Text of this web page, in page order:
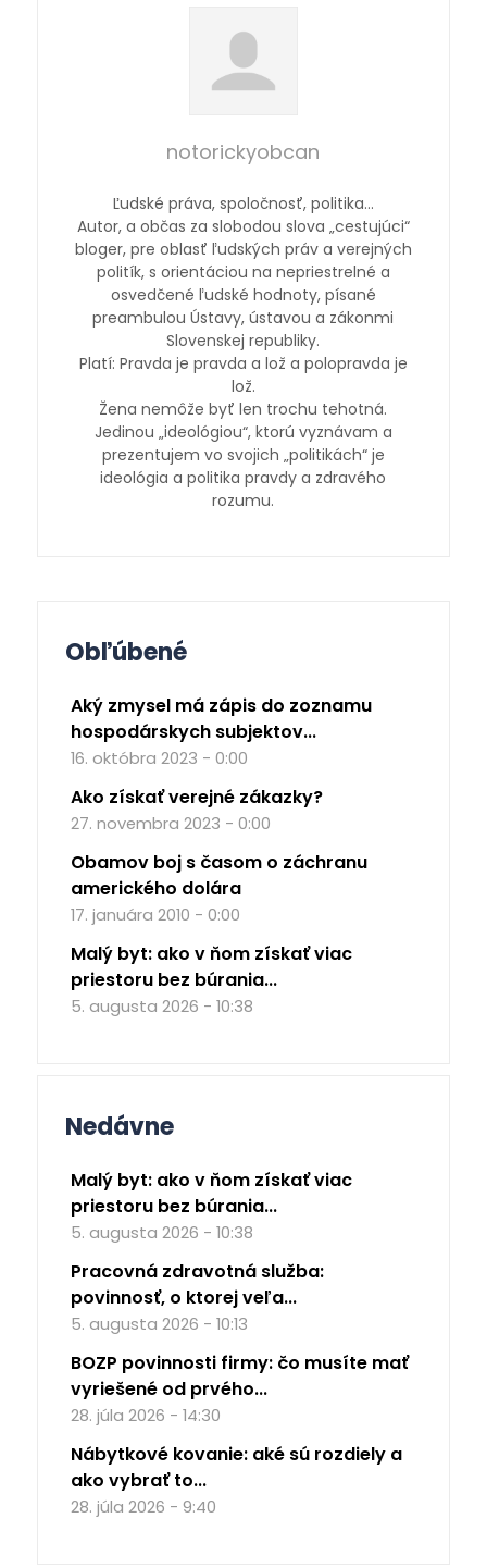
notorickyobcan
Ľudské práva, spoločnosť, politika…
Autor, a občas za slobodou slova „cestujúci“
bloger, pre oblasť ľudských práv a verejných
politík, s orientáciou na nepriestrelné a
osvedčené ľudské hodnoty, písané
preambulou Ústavy, ústavou a zákonmi
Slovenskej republiky.
Platí: Pravda je pravda a lož a polopravda je
lož.
Žena nemôže byť len trochu tehotná.
Jedinou „ideológiou“, ktorú vyznávam a
prezentujem vo svojich „politikách“ je
ideológia a politika pravdy a zdravého
rozumu.
Obľúbené
Aký zmysel má zápis do zoznamu
hospodárskych subjektov...
16. októbra 2023 - 0:00
Ako získať verejné zákazky?
27. novembra 2023 - 0:00
Obamov boj s časom o záchranu
amerického dolára
17. januára 2010 - 0:00
Malý byt: ako v ňom získať viac
priestoru bez búrania...
5. augusta 2026 - 10:38
Nedávne
Malý byt: ako v ňom získať viac
priestoru bez búrania...
5. augusta 2026 - 10:38
Pracovná zdravotná služba:
povinnosť, o ktorej veľa...
5. augusta 2026 - 10:13
BOZP povinnosti firmy: čo musíte mať
vyriešené od prvého...
28. júla 2026 - 14:30
Nábytkové kovanie: aké sú rozdiely a
ako vybrať to...
28. júla 2026 - 9:40